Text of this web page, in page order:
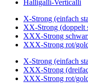
Halligalli-Verticalli
X-Strong (einfach
XX-Strong (doppelt
XXX-Strong
XXX-Strong rot/
X-Strong (einfach
XXX-Strong
XXX-Strong rot/